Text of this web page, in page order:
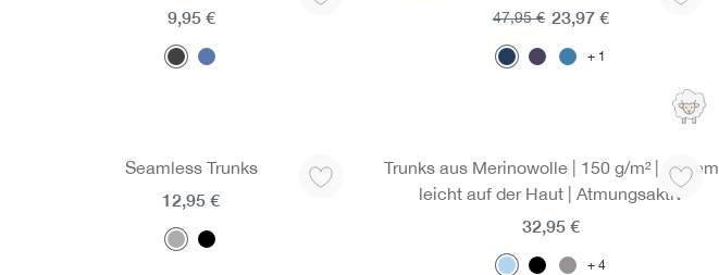
9,95 €
1
23,97 €
47,95 €
Seamless Trunks
12,95 €
Trunks aus Merinowolle | 150 g/m² | Extrem
leicht auf der Haut | Atmungsaktiv
4
32,95 €